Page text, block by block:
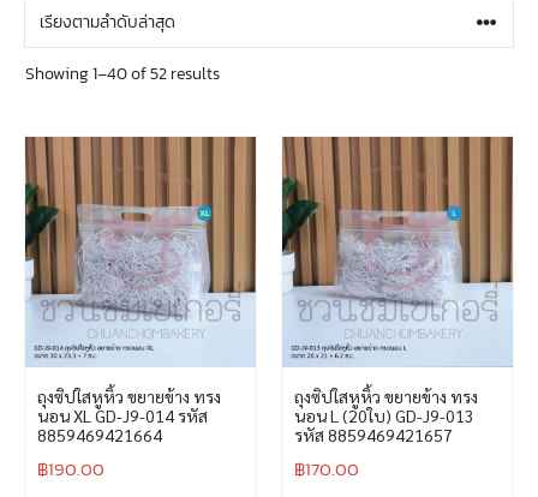
Showing 1–40 of 52 results
ถุงซิปใสหูหิ้ว ขยายข้าง ทรง
นอน XL GD-J9-014 รหัส
8859469421664
฿190.00
ถุงซิปใสหูหิ้ว ขยายข้าง ทรง
นอน L (20ใบ) GD-J9-013
รหัส 8859469421657
฿170.00